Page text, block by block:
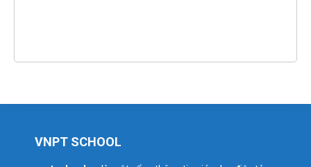
VNPT SCHOOL